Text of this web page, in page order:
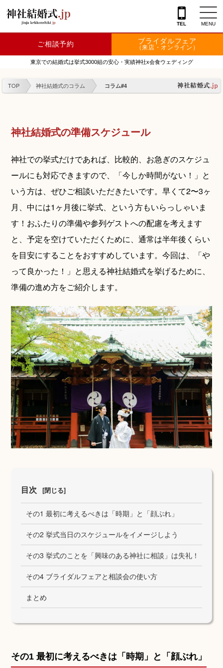
TEL MENU
神社を探す
会場を探す
衣裳
フェア情報
特典
フォトプラン
TOKIWAKEプラン
相談カウンター
神社結婚式のいろいろ
神前式とは
ご相談予約 ブライダルフェア
（来店・オンライン）
東京での結婚式は挙式3000組の安心・実績神社x会食ウェディング
TOP 神社結婚式のコラム z コラム#4
神社結婚式の準備スケジュール
神社での挙式だけであれば、比較的、お急ぎのスケジュ
ールにも対応できますので、「今しか時間がない！」と
いう方は、ぜひご相談いただきたいです。早くて2〜3ヶ
月、中には1ヶ月後に挙式、という方もいらっしゃいま
す！おふたりの準備や参列ゲストへの配慮を考えます
と、予定を空けていただくために、通常は半年後くらい
を目安にすることをおすすめしています。今回は、「や
って良かった！」と思える神社結婚式を挙げるために、
準備の進め方をご紹介します。
目次 [閉じる]
その1 最初に考えるべきは「時期」と「顔ぶれ」
その2 挙式当日のスケジュールをイメージしよう
その3 挙式のことを「興味のある神社に相談」は失礼！
その4 ブライダルフェアと相談会の使い方
まとめ
その1 最初に考えるべきは「時期」と「顔ぶれ」